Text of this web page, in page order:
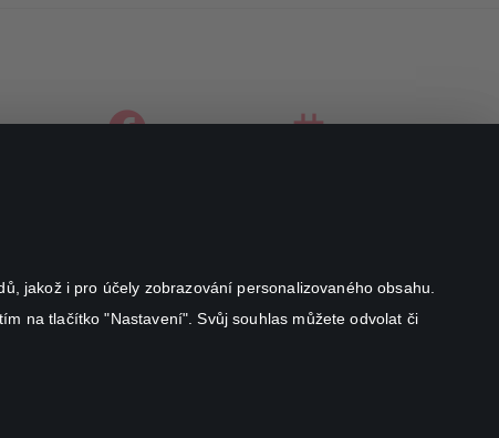
jakož i pro účely zobrazování personalizovaného obsahu.
na tlačítko "Nastavení". Svůj souhlas můžete odvolat či
facebookinstagram
Canal+ Luxembourg S. à r.l. se sídlem Rue Albert Borschette 4,